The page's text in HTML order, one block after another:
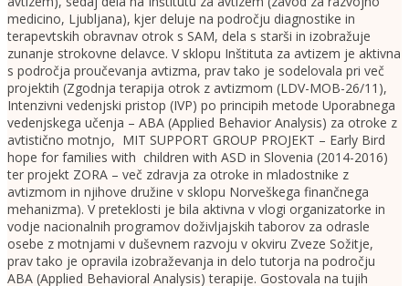
medicino, Ljubljana), kjer deluje na področju diagnostike in
terapevtskih obravnav otrok s SAM, dela s starši in izobražuje
zunanje strokovne delavce. V sklopu Inštituta za avtizem je aktivna
s področja proučevanja avtizma, prav tako je sodelovala pri več
projektih (Zgodnja terapija otrok z avtizmom (LDV-MOB-26/11),
Intenzivni vedenjski pristop (IVP) po principih metode Uporabnega
vedenjskega učenja – ABA (Applied Behavior Analysis) za otroke z
avtistično motnjo, MIT SUPPORT GROUP PROJEKT – Early Bird
hope for families with children with ASD in Slovenia (2014-2016)
ter projekt ZORA – več zdravja za otroke in mladostnike z
avtizmom in njihove družine v sklopu Norveškega finančnega
mehanizma). V preteklosti je bila aktivna v vlogi organizatorke in
vodje nacionalnih programov doživljajskih taborov za odrasle
osebe z motnjami v duševnem razvoju v okviru Zveze Sožitje,
prav tako je opravila izobraževanja in delo tutorja na področju
ABA (Applied Behavioral Analysis) terapije. Gostovala na tujih